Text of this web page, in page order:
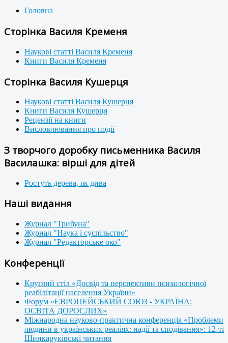
Головна
Сторінка Василя Кременя
Наукові статті Василя Кременя
Книги Василя Кременя
Сторінка Василя Кушерця
Наукові статті Василя Кушерця
Книги Василя Кушерця
Рецензії на книги
Висловлювання про події
З творчого доробку письменника Василя
Василашка: вірші для дітей
Ростуть дерева, як дива
Наші видання
Журнал "Трибуна"
Журнал "Наука і суспільство"
Журнал "Редакторське око"
Конференції
Круглий стіл «Досвід та перспективи психологічної
реабілітації населення України»
Форум «ЄВРОПЕЙСЬКИЙ СОЮЗ - УКРАЇНА:
ОСВІТА ДОРОСЛИХ»
Міжнародна науково-практична конференція «Проблеми
людини в українських реаліях: надії та сподівання»: 12-ті
Шинкаруківські читання